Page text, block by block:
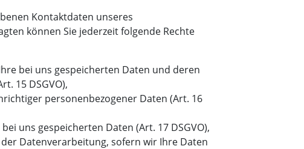
Kontaktdaten unseres
können Sie jederzeit folgende Rechte
bei uns gespeicherten Daten und deren
15 DSGVO),
personenbezogener Daten (Art. 16
uns gespeicherten Daten (Art. 17 DSGVO),
Datenverarbeitung, sofern wir Ihre Daten